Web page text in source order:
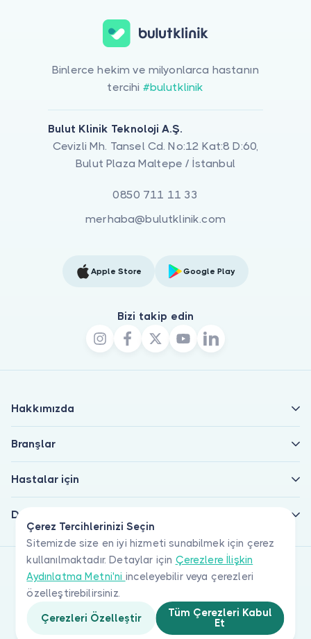
Çerez Tercihlerinizi Seçin
Sitemizde size en iyi hizmeti sunabilmek için çerez
kullanılmaktadır. Detaylar için Çerezlere İlişkin
Aydınlatma Metni'ni inceleyebilir veya çerezleri
özelleştirebilirsiniz.
Çerezleri Özelleştir
Tüm Çerezleri Kabul
Et
Binlerce hekim ve milyonlarca hastanın
tercihi #bulutklinik
Bulut Klinik Teknoloji A.Ş.
Cevizli Mh. Tansel Cd. No:12 Kat:8 D:60,
Bulut Plaza Maltepe / İstanbul
0850 711 11 33
merhaba@bulutklinik.com
Apple Store Google Play
Bizi takip edin
Hakkımızda
Branşlar
Hastalar için
Doktorlar için